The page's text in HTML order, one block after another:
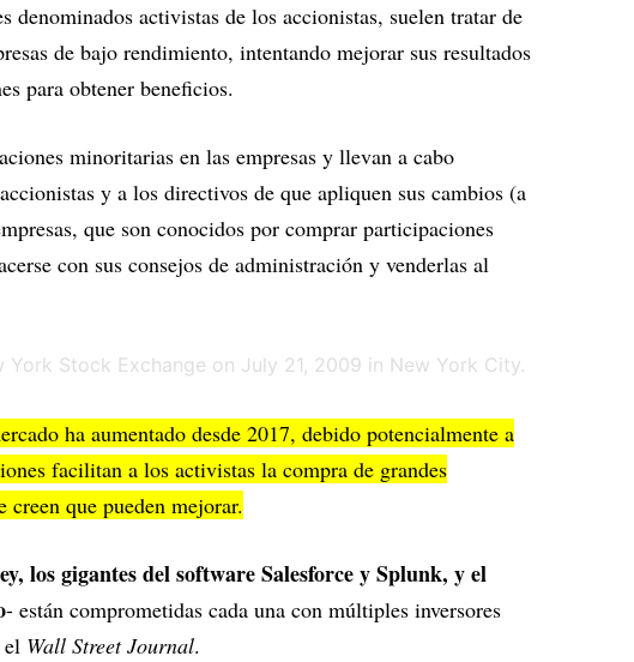
denominados activistas de los accionistas, suelen tratar de
de bajo rendimiento, intentando mejorar sus resultados
para obtener beneficios.
minoritarias en las empresas y llevan a cabo
y a los directivos de que apliquen sus cambios (a
que son conocidos por comprar participaciones
con sus consejos de administración y venderlas al
ha aumentado desde 2017, debido potencialmente a
facilitan a los activistas la compra de grandes
creen que pueden mejorar.
los gigantes del software Salesforce y Splunk, y el
- están comprometidas cada una con múltiples inversores
Wall Street Journal.